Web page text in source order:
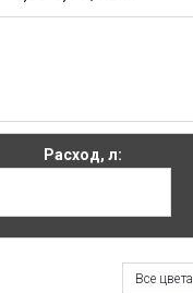
Расход, л:
Все цвета